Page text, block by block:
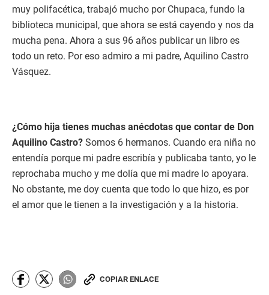
muy polifacética, trabajó mucho por Chupaca, fundo la
biblioteca municipal, que ahora se está cayendo y nos da
mucha pena. Ahora a sus 96 años publicar un libro es
todo un reto. Por eso admiro a mi padre, Aquilino Castro
Vásquez.
¿Cómo hija tienes muchas anécdotas que contar de Don
Aquilino Castro? Somos 6 hermanos. Cuando era niña no
entendía porque mi padre escribía y publicaba tanto, yo le
reprochaba mucho y me dolía que mi madre lo apoyara.
No obstante, me doy cuenta que todo lo que hizo, es por
el amor que le tienen a la investigación y a la historia.
COPIAR ENLACE